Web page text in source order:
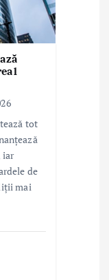
tot
iar
de
mai